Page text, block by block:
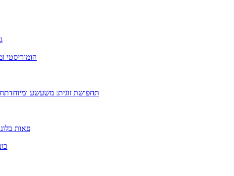
הומוריסטי
תחפושת זוגית: משעשע ומיוחד
פאות